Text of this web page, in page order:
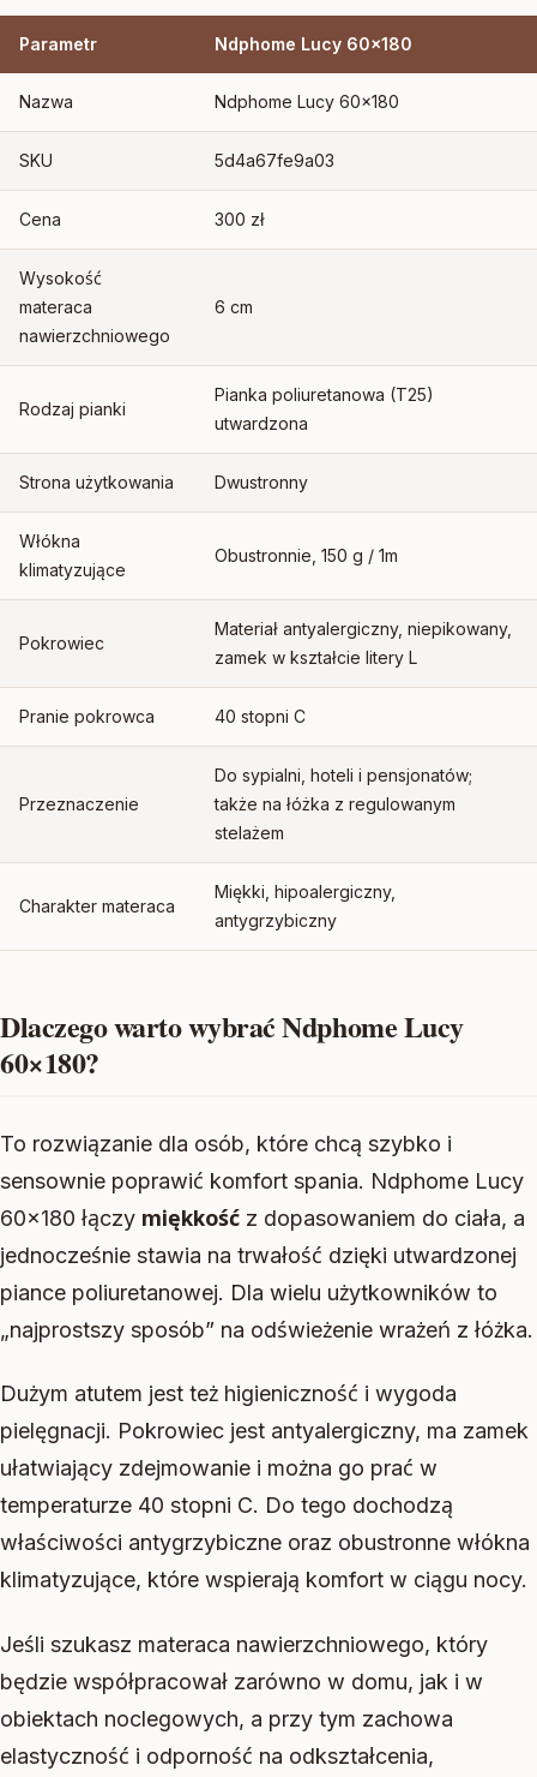
Parametr Ndphome Lucy 60×180
Nazwa Ndphome Lucy 60×180
SKU 5d4a67fe9a03
Cena 300 zł
Wysokość
materaca
nawierzchniowego
6 cm
Rodzaj pianki
Pianka poliuretanowa (T25)
utwardzona
Strona użytkowania Dwustronny
Włókna
klimatyzujące
Obustronnie, 150 g / 1m
Pokrowiec
Materiał antyalergiczny, niepikowany,
zamek w kształcie litery L
Pranie pokrowca 40 stopni C
Przeznaczenie
Do sypialni, hoteli i pensjonatów;
także na łóżka z regulowanym
stelażem
Charakter materaca
Miękki, hipoalergiczny,
antygrzybiczny
Dlaczego warto wybrać Ndphome Lucy
60×180?
To rozwiązanie dla osób, które chcą szybko i
sensownie poprawić komfort spania. Ndphome Lucy
60×180 łączy miękkość z dopasowaniem do ciała, a
jednocześnie stawia na trwałość dzięki utwardzonej
piance poliuretanowej. Dla wielu użytkowników to
„najprostszy sposób” na odświeżenie wrażeń z łóżka.
Dużym atutem jest też higieniczność i wygoda
pielęgnacji. Pokrowiec jest antyalergiczny, ma zamek
ułatwiający zdejmowanie i można go prać w
temperaturze 40 stopni C. Do tego dochodzą
właściwości antygrzybiczne oraz obustronne włókna
klimatyzujące, które wspierają komfort w ciągu nocy.
Jeśli szukasz materaca nawierzchniowego, który
będzie współpracował zarówno w domu, jak i w
obiektach noclegowych, a przy tym zachowa
elastyczność i odporność na odkształcenia,